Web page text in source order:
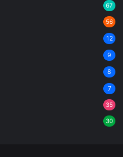
67
56
12
9
8
7
35
30